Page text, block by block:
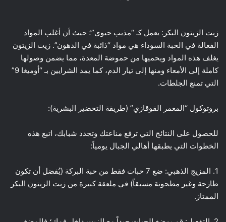
زيت الزيتون البكر: يعمل كـ “مذيب حيوي”؛ حيث أن أغلب المواد
الفعالة في الحبة السوداء هي مواد “ذائبة في الدهون”. زيت الزيتون
يغلف هذه المواد ويحميها من حموضة المعدة، مما يضمن وصولها
كاملة إلى الأمعاء ومنها إلى تيار الدم، كما يمد الشرايين بـ “أوميغا 9”
التي تمنع الجلطات.
بروتوكول “المعمر القوقازي” (طريقة التحضير البشرية):
للحصول على النتائج التي ترفع مناعتك وتجدد شبابك، اتبع هذه
الخطوات التي يطبقها أهالي الجبال يومياً:
1. المزيج الذهبي: ضع 7 حبات فقط من حبة البركة (يُفضل أن تكون
طازجة وغير مطحونة مسبقاً) في ملعقة كبيرة من زيت الزيتون البكر
الممتاز.